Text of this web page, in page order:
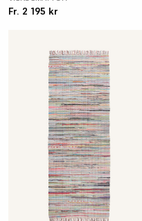
Fr. 2 195 kr